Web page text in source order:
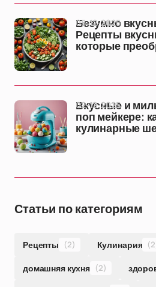
Безумно
Рецепты
которые
05-12-2025
Вкусные и
поп мейкере:
кулинарные
02-12-2025
Статьи по категориям
Рецепты (2) Кулинария
домашняя кухня (2)